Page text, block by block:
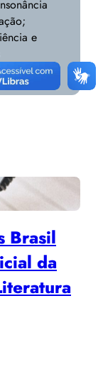
e
Brasil
da